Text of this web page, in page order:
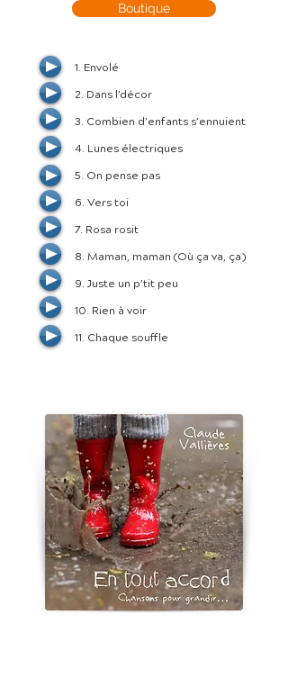
Boutique
1. Envolé
2. Dans l’décor
3. Combien d’enfants s’ennuient
4. Lunes électriques
5. On pense pas
6. Vers toi
7. Rosa rosit
8. Maman, maman (Où ça va, ça)
9. Juste un p’tit peu
10. Rien à voir
11. Chaque souffle